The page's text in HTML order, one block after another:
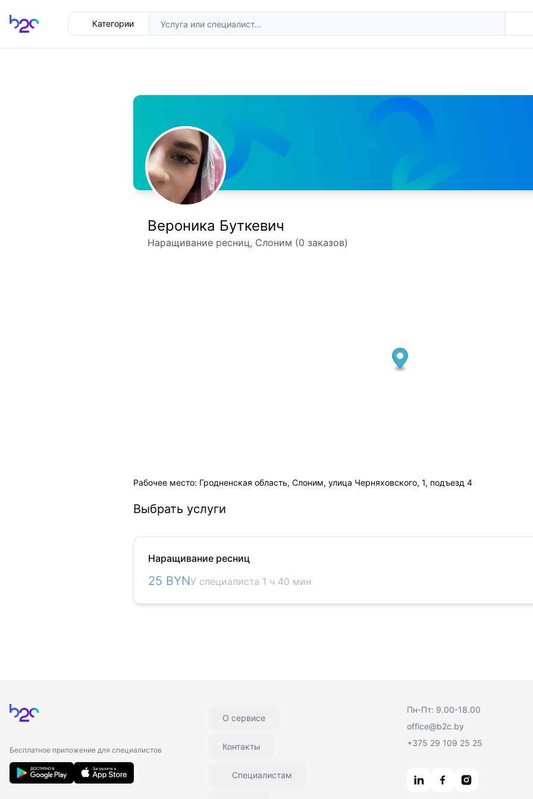
Главная Категории
Вероника Буткевич
Наращивание ресниц, Слоним (0 заказов)
Рабочее место: Гродненская область, Слоним, улица Черняховского, 1, подъезд 4
Выбрать услуги
Наращивание ресниц
25 BYNУ специалиста 1 ч 40 мин
Главная
Бесплатное приложение для специалистов
Пн-Пт: 9.00-18.00
office@b2c.by
+375 29 109 25 25
О сервисе
Контакты
Специалистам